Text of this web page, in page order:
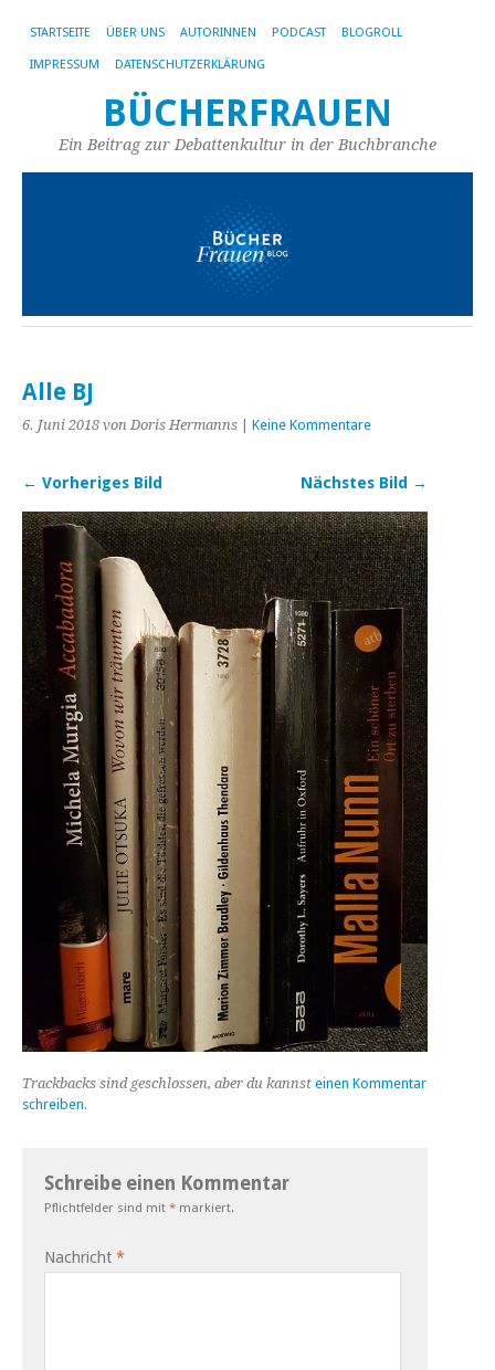
STARTSEITE ÜBER UNS AUTORINNEN PODCAST BLOGROLL
IMPRESSUM DATENSCHUTZERKLÄRUNG
BÜCHERFRAUEN
Ein Beitrag zur Debattenkultur in der Buchbranche
Alle BJ
6. Juni 2018 von Doris Hermanns | Keine Kommentare
← Vorheriges Bild Nächstes Bild →
Trackbacks sind geschlossen, aber du kannst einen Kommentar
schreiben.
Schreibe einen Kommentar
Pflichtfelder sind mit * markiert.
Nachricht *